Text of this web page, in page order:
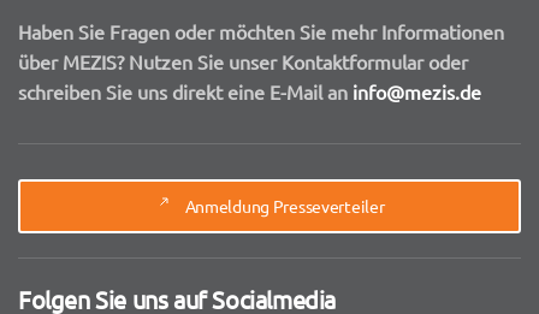
Haben Sie Fragen oder möchten Sie mehr Informationen
über MEZIS? Nutzen Sie unser Kontaktformular oder
schreiben Sie uns direkt eine E-Mail an info@mezis.de
Anmeldung Presseverteiler
Folgen Sie uns auf Socialmedia